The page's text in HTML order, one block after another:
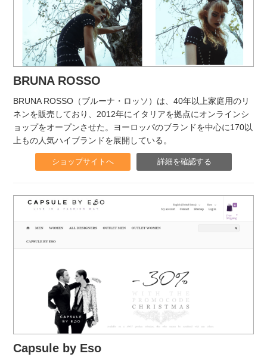
BRUNA ROSSO
BRUNA ROSSO（ブルーナ・ロッソ）は、40年以上家庭用のリ
ネンを販売しており、2012年にイタリアを拠点にオンラインシ
ョップをオープンさせた。ヨーロッパのブランドを中心に170以
上もの人気ハイブランドを展開している。
ショップサイトへ 詳細を確認する
Capsule by Eso